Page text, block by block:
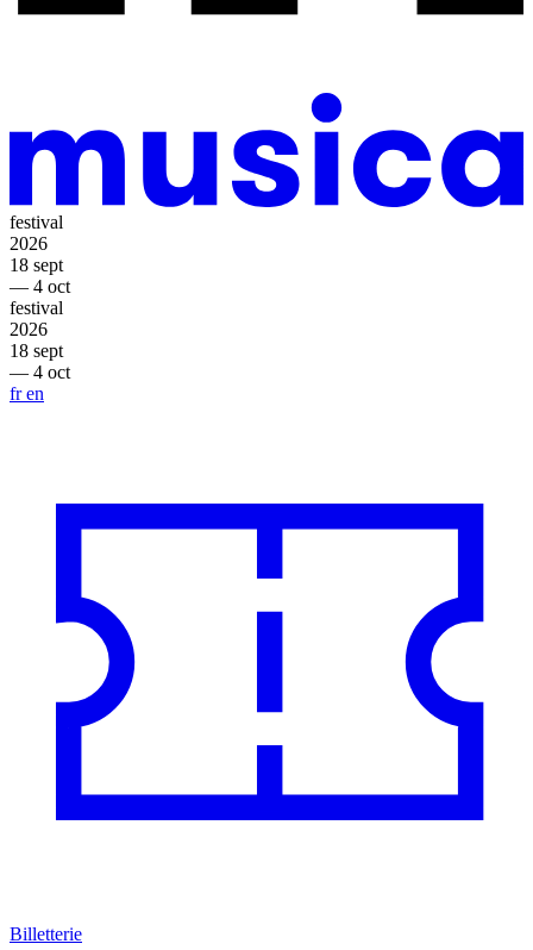
festival
2026
18 sept
— 4 oct
festival
2026
18 sept
— 4 oct
fren
Billetterie